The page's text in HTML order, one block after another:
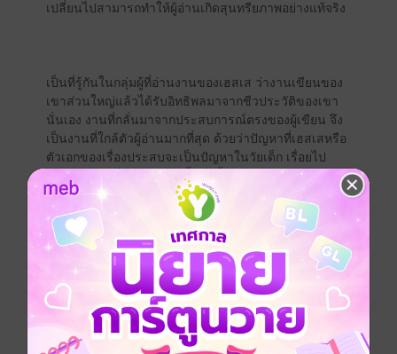
เปลี่ยนไปสามารถทำให้ผู้อ่านเกิดสุนทรียภาพอย่างแท้จริง
เป็นที่รู้กันในกลุ่มผู้ที่อ่านงานของเฮสเส ว่างานเขียนของ
เขาส่วนใหญ่แล้วได้รับอิทธิพลมาจากชีวประวัติของเขา
นั่นเอง งานที่กลั่นมาจากประสบการณ์ตรงของผู้เขียน จึง
เป็นงานที่ใกล้ตัวผู้อ่านมากที่สุด ด้วยว่าปัญหาที่เฮสเสหรือ
ตัวเอกของเรื่องประสบจะเป็นปัญหาในวัยเด็ก เรื่อยไป
จนถึงวัยชรานั่นทีเดียว ดังนั้นสิ่งนี้นอกจากจะทำให้งาน
ของเขาดูใกล้ตัวผู้อ่านแล้ว ยังเป็นงานที่ไม้ล้าสมัย แม้งาน
เขียนบางเรื่องจะผ่านกาลเวลามาร่วมศตวรรษแล้วก็ตาม
บทเรียน จัดอยู่ในงานเขียนชิ้นหนึ่งที่สะท้อนให้เห็นถึง
ชีวประวัติของเขา เฮสเสรู้ว่าตนเองต้องการเป็นกวีหรือนัก
เขียนเมื่ออายุเพียง 13 ปี แม้เขาจะสอบแข่งขันผ่านจนได้
เรียนวิชาเทววิทยาที่วิทยาลัยโมลบรอนน์ตามความ